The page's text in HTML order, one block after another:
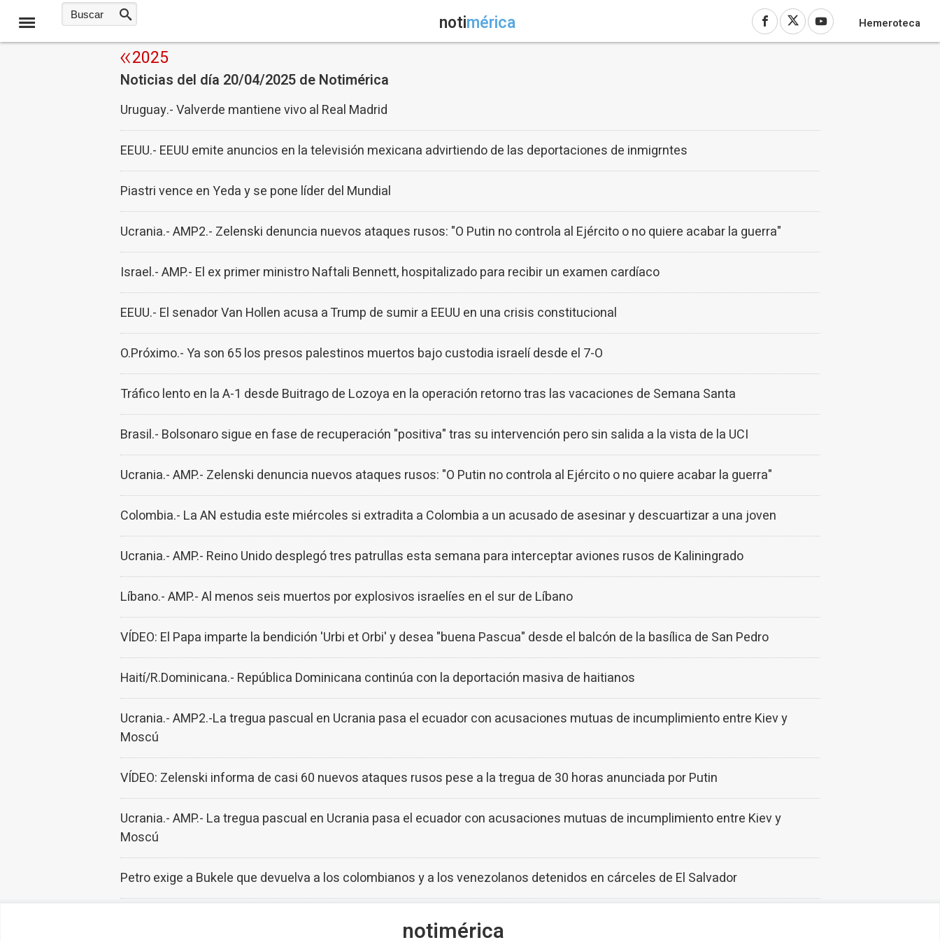
notimérica Hemeroteca
2025
Noticias del día 20/04/2025 de Notimérica
Uruguay.- Valverde mantiene vivo al Real Madrid
EEUU.- EEUU emite anuncios en la televisión mexicana advirtiendo de las deportaciones de inmigrntes
Piastri vence en Yeda y se pone líder del Mundial
Ucrania.- AMP2.- Zelenski denuncia nuevos ataques rusos: "O Putin no controla al Ejército o no quiere acabar la guerra"
Israel.- AMP.- El ex primer ministro Naftali Bennett, hospitalizado para recibir un examen cardíaco
EEUU.- El senador Van Hollen acusa a Trump de sumir a EEUU en una crisis constitucional
O.Próximo.- Ya son 65 los presos palestinos muertos bajo custodia israelí desde el 7-O
Tráfico lento en la A-1 desde Buitrago de Lozoya en la operación retorno tras las vacaciones de Semana Santa
Brasil.- Bolsonaro sigue en fase de recuperación "positiva" tras su intervención pero sin salida a la vista de la UCI
Ucrania.- AMP.- Zelenski denuncia nuevos ataques rusos: "O Putin no controla al Ejército o no quiere acabar la guerra"
Colombia.- La AN estudia este miércoles si extradita a Colombia a un acusado de asesinar y descuartizar a una joven
Ucrania.- AMP.- Reino Unido desplegó tres patrullas esta semana para interceptar aviones rusos de Kaliningrado
Líbano.- AMP.- Al menos seis muertos por explosivos israelíes en el sur de Líbano
VÍDEO: El Papa imparte la bendición 'Urbi et Orbi' y desea "buena Pascua" desde el balcón de la basílica de San Pedro
Haití/R.Dominicana.- República Dominicana continúa con la deportación masiva de haitianos
Ucrania.- AMP2.-La tregua pascual en Ucrania pasa el ecuador con acusaciones mutuas de incumplimiento entre Kiev y
Moscú
VÍDEO: Zelenski informa de casi 60 nuevos ataques rusos pese a la tregua de 30 horas anunciada por Putin
Ucrania.- AMP.- La tregua pascual en Ucrania pasa el ecuador con acusaciones mutuas de incumplimiento entre Kiev y
Moscú
Petro exige a Bukele que devuelva a los colombianos y a los venezolanos detenidos en cárceles de El Salvador
notimérica